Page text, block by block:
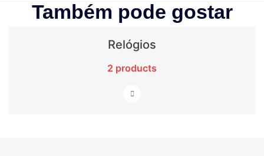
Também pode gostar
Relógios
2 products